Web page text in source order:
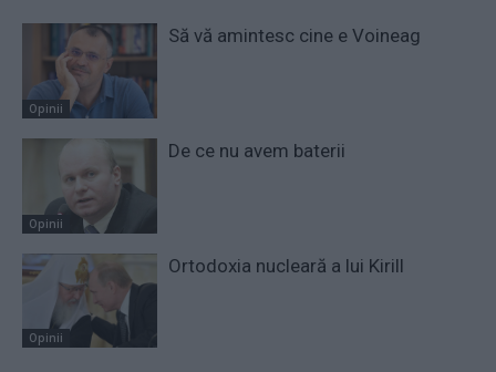
Opinii
Să vă amintesc cine e Voineag
Opinii
De ce nu avem baterii
Opinii
Ortodoxia nucleară a lui Kirill